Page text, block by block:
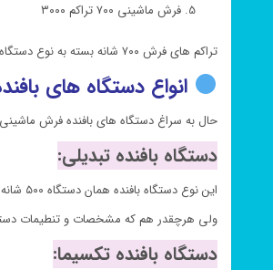
فرش ماشینی ۷۰۰ تراکم ۳۰۰۰
تراکم های فرش ۷۰۰ شانه بسته به نوع دستگاه بافنده فرش دارد و حال باید تشخیص دهیم که کدام نوع تراکم های فرش ماشینی ۷۰۰ شانه واقعی می باشد.
انواع دستگاه های
حال به سراغ دستگاه های بافنده فرش ماشینی ۷۰۰ می رویم تا بدانیم تراکم واقعی فرش ۷۰۰ شانه متعلق به کدام دستگاه است
دستگاه بافنده تبدیلی:
این نوع دستگاه بافنده همان دستگاه ۵۰۰ شانه می باشد اما مشخصات آن را به فرش ۷۰۰ شانه تنظیم کرده اند.
ولی هرچقدر هم که مشخصات و تنطیمات دستگاه تبدیلی شبیه ۷۰۰ شانه باشد باز هم جای ۷۰۰ شانه را نمیگیرد و حداکثر
دستگاه بافنده تکسیما: